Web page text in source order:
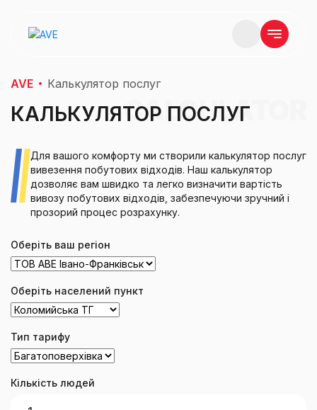
AVE Калькулятор послуг
КАЛЬКУЛЯТОР ПОСЛУГ
CALCULATOR
Для вашого комфорту ми створили калькулятор послуг
вивезення побутових відходів. Наш калькулятор
дозволяє вам швидко та легко визначити вартість
вивозу побутових відходів, забезпечуючи зручний і
прозорий процес розрахунку.
Оберіть ваш регіон
Оберіть населений пункт
Тип тарифу
Кількість людей